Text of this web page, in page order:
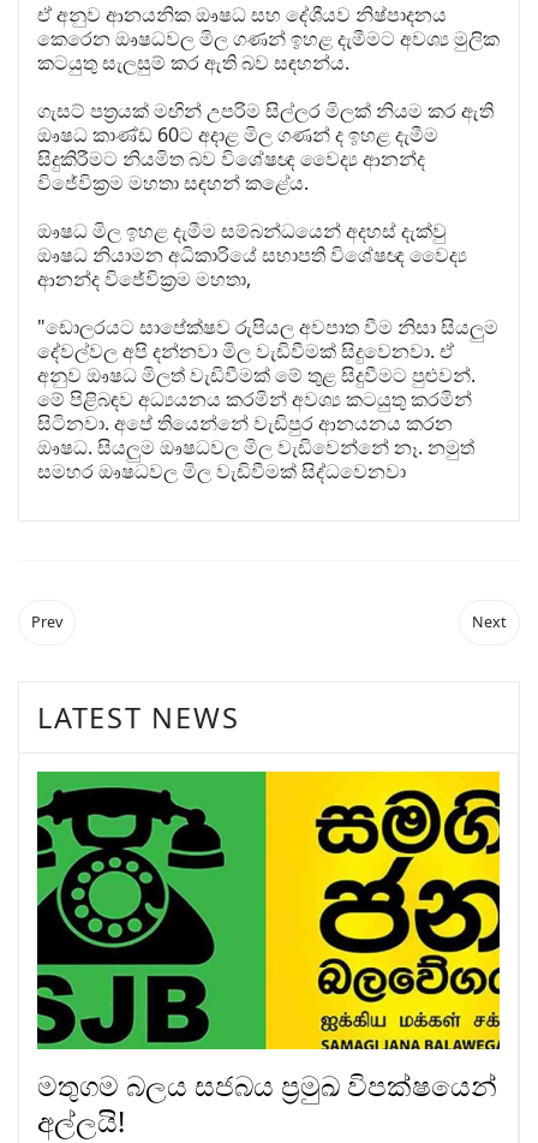
ඒ අනුව ආනයනික ඖෂධ සහ දේශීයව නිෂ්පාදනය
කෙරෙන ඖෂධවල මිල ගණන් ඉහළ දැමීමට අවශ්‍ය මුලික
කටයුතු සැලසුම් කර ඇති බව සඳහන්ය.
ගැසට් පත්‍රයක් මඟින් උපරිම සිල්ලර මිලක් නියම කර ඇති
ඖෂධ කාණ්ඩ 60ට අදාළ මිල ගණන් ද ඉහළ දැමීම
සිදුකිරීමට නියමිත බව විශේෂඥ වෛද්‍ය ආනන්ද
විජේවික්‍රම මහතා සඳහන් කළේය.
ඖෂධ මිල ඉහළ දැමීම සම්බන්ධයෙන් අදහස් දැක්වු
ඖෂධ නියාමන අධිකාරියේ සභාපති විශේෂඥ වෛද්‍ය
ආනන්ද විජේවික්‍රම මහතා,
"ඩොලරයට සාපේක්ෂව රුපියල අවපාත වීම නිසා සියලුම
දේවල්වල අපි දන්නවා මිල වැඩිවීමක් සිදුවෙනවා. ඒ
අනුව ඖෂධ මිලත් වැඩිවීමක් මේ තුළ සිදුවීමට පුළුවන්.
මේ පිළිබඳව අධ්‍යයනය කරමින් අවශ්‍ය කටයුතු කරමින්
සිටිනවා. අපේ තියෙන්නේ වැඩිපුර ආනයනය කරන
ඖෂධ. සියලුම ඖෂධවල මිල වැඩිවෙන්නේ නෑ. නමුත්
සමහර ඖෂධවල මිල වැඩිවීමක් සිද්ධවෙනවා
Prev Next
LATEST NEWS
මතුගම බලය සජබය ප්‍රමුඛ විපක්ෂයෙන්
අල්ලයි!